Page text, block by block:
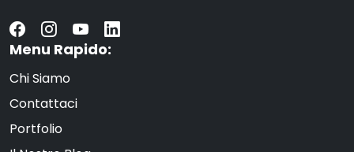
Menu Rapido:
Chi Siamo
Contattaci
Portfolio